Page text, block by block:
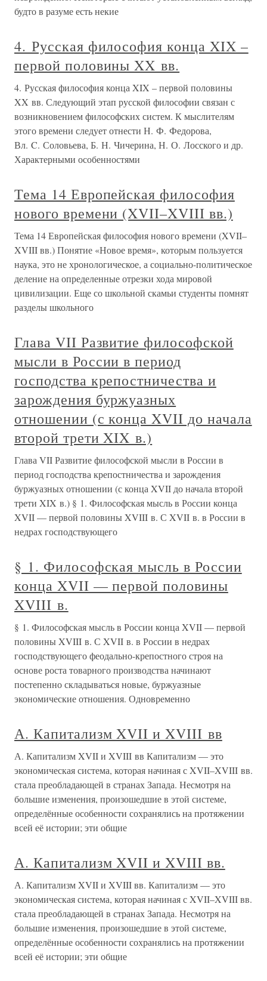
будто в разуме есть некие
4. Русская философия конца XIX –
первой половины XX вв.
4. Русская философия конца XIX – первой половины
XX вв. Следующий этап русской философии связан с
возникновением философских систем. К мыслителям
этого времени следует отнести Н. Ф. Федорова,
Вл. C. Соловьева, Б. Н. Чичерина, Н. О. Лосского и др.
Характерными особенностями
Тема 14 Европейская философия
нового времени (XVII–XVIII вв.)
Тема 14 Европейская философия нового времени (XVII–
XVIII вв.) Понятие «Новое время», которым пользуется
наука, это не хронологическое, а социально-политическое
деление на определенные отрезки хода мировой
цивилизации. Еще со школьной скамьи студенты помнят
разделы школьного
Глава VII Развитие философской
мысли в России в период
господства крепостничества и
зарождения буржуазных
отношении (с конца XVII до начала
второй трети XIX в.)
Глава VII Развитие философской мысли в России в
период господства крепостничества и зарождения
буржуазных отношении (с конца XVII до начала второй
трети XIX в.) § 1. Философская мысль в России конца
XVII — первой половины XVIII в. С XVII в. в России в
недрах господствующего
§ 1. Философская мысль в России
конца XVII — первой половины
XVIII в.
§ 1. Философская мысль в России конца XVII — первой
половины XVIII в. С XVII в. в России в недрах
господствующего феодально-крепостного строя на
основе роста товарного производства начинают
постепенно складываться новые, буржуазные
экономические отношения. Одновременно
А. Капитализм XVII и XVIII вв
А. Капитализм XVII и XVIII вв Капитализм — это
экономическая система, которая начиная с XVII–XVIII вв.
стала преобладающей в странах Запада. Несмотря на
большие изменения, произошедшие в этой системе,
определённые особенности сохранялись на протяжении
всей её истории; эти общие
А. Капитализм XVII и XVIII вв.
А. Капитализм XVII и XVIII вв. Капитализм — это
экономическая система, которая начиная с XVII–XVIII вв.
стала преобладающей в странах Запада. Несмотря на
большие изменения, произошедшие в этой системе,
определённые особенности сохранялись на протяжении
всей её истории; эти общие